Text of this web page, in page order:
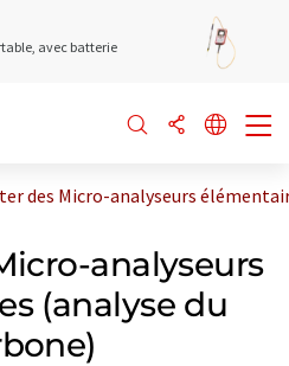
avec batterie
des Micro-analyseurs
analyseurs
(analyse du